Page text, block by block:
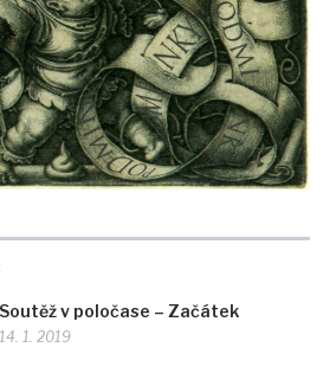
Soutěž v poločase – Začátek
14. 1. 2019